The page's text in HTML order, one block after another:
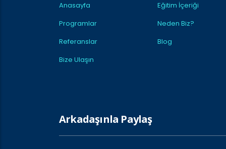
Anasayfa
Eğitim İçeriği
Programlar
Neden Biz?
Referanslar
Blog
Bize Ulaşın
Arkadaşınla Paylaş